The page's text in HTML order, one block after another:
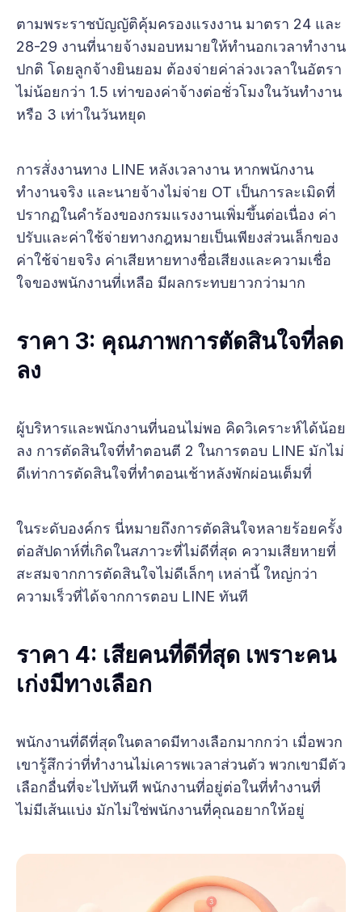
ตามพระราชบัญญัติคุ้มครองแรงงาน มาตรา 24 และ
28-29 งานที่นายจ้างมอบหมายให้ทำนอกเวลาทำงาน
ปกติ โดยลูกจ้างยินยอม ต้องจ่ายค่าล่วงเวลาในอัตรา
ไม่น้อยกว่า 1.5 เท่าของค่าจ้างต่อชั่วโมงในวันทำงาน
หรือ 3 เท่าในวันหยุด
การสั่งงานทาง LINE หลังเวลางาน หากพนักงาน
ทำงานจริง และนายจ้างไม่จ่าย OT เป็นการละเมิดที่
ปรากฏในคำร้องของกรมแรงงานเพิ่มขึ้นต่อเนื่อง ค่า
ปรับและค่าใช้จ่ายทางกฎหมายเป็นเพียงส่วนเล็กของ
ค่าใช้จ่ายจริง ค่าเสียหายทางชื่อเสียงและความเชื่อ
ใจของพนักงานที่เหลือ มีผลกระทบยาวกว่ามาก
ราคา 3: คุณภาพการตัดสินใจที่ลด
ลง
ผู้บริหารและพนักงานที่นอนไม่พอ คิดวิเคราะห์ได้น้อย
ลง การตัดสินใจที่ทำตอนตี 2 ในการตอบ LINE มักไม่
ดีเท่าการตัดสินใจที่ทำตอนเช้าหลังพักผ่อนเต็มที่
ในระดับองค์กร นี่หมายถึงการตัดสินใจหลายร้อยครั้ง
ต่อสัปดาห์ที่เกิดในสภาวะที่ไม่ดีที่สุด ความเสียหายที่
สะสมจากการตัดสินใจไม่ดีเล็กๆ เหล่านี้ ใหญ่กว่า
ความเร็วที่ได้จากการตอบ LINE ทันที
ราคา 4: เสียคนที่ดีที่สุด เพราะคน
เก่งมีทางเลือก
พนักงานที่ดีที่สุดในตลาดมีทางเลือกมากกว่า เมื่อพวก
เขารู้สึกว่าที่ทำงานไม่เคารพเวลาส่วนตัว พวกเขามีตัว
เลือกอื่นที่จะไปทันที พนักงานที่อยู่ต่อในที่ทำงานที่
ไม่มีเส้นแบ่ง มักไม่ใช่พนักงานที่คุณอยากให้อยู่